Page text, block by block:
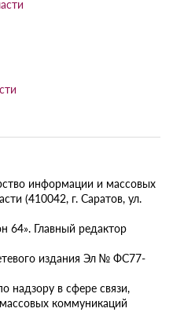
информации и массовых
(410042, г. Саратов, ул.
Главный редактор
издания Эл № ФС77-
надзору в сфере связи,
коммуникаций